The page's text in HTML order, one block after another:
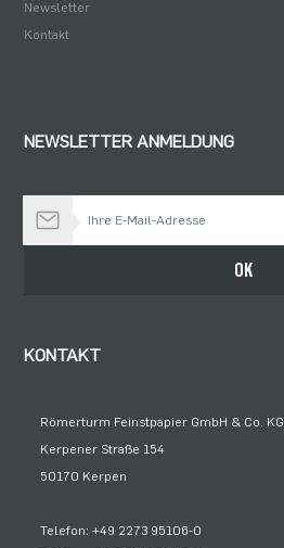
Newsletter
Kontakt
NEWSLETTER ANMELDUNG
OK
KONTAKT
Römerturm Feinstpapier GmbH & Co. KG
Kerpener Straße 154
50170 Kerpen
Telefon: +49 2273 95106-0